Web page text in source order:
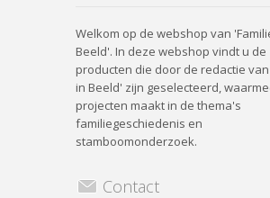
Welkom op de webshop van
Beeld'. In deze webshop vindt u de
producten die door de redactie van
in Beeld' zijn geselecteerd,
projecten maakt in de thema's
familiegeschiedenis en
stamboomonderzoek.
Contact